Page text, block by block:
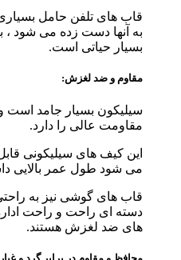
قاب های تلفن حامل
به آنها دست زده می شود ،
بسیار حیاتی است.
مقاوم و ضد لغزش:
سیلیکون بسیار جامد است
مقاومت عالی را دارد.
این کیف های سیلیکونی
می شود طول عمر بالایی
قاب های گوشی نیز به
دسته ای راحت و راحت
های ضد لغزش هستند.